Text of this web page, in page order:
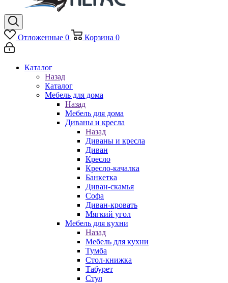
Отложенные 0 Корзина 0
Каталог
Назад
Каталог
Мебель для дома
Назад
Мебель для дома
Диваны и кресла
Назад
Диваны и кресла
Диван
Кресло
Кресло-качалка
Банкетка
Диван-скамья
Софа
Диван-кровать
Мягкий угол
Мебель для кухни
Назад
Мебель для кухни
Тумба
Стол-книжка
Табурет
Стул